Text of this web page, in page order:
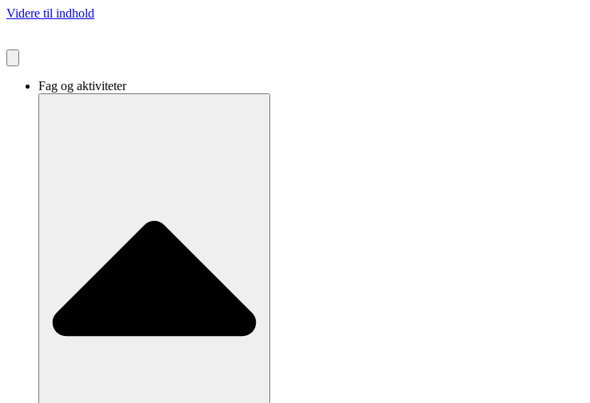
Videre til indhold
Fag og aktiviteter